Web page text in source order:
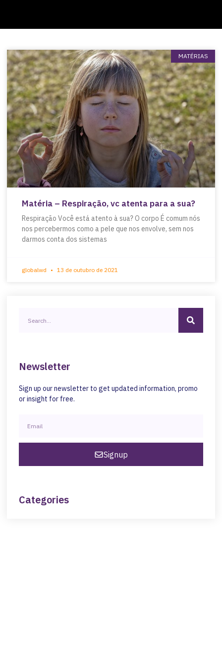
MATÉRIAS
Matéria – Respiração, vc atenta para a sua?
Respiração Você está atento à sua? O corpo É comum nós
nos percebermos como a pele que nos envolve, sem nos
darmos conta dos sistemas
globalwd 13 de outubro de 2021
Newsletter
Sign up our newsletter to get updated information, promo
or insight for free.
Signup
Categories